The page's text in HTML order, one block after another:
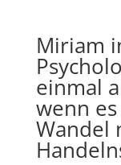
Miriam
einmal
wenn
Wandel